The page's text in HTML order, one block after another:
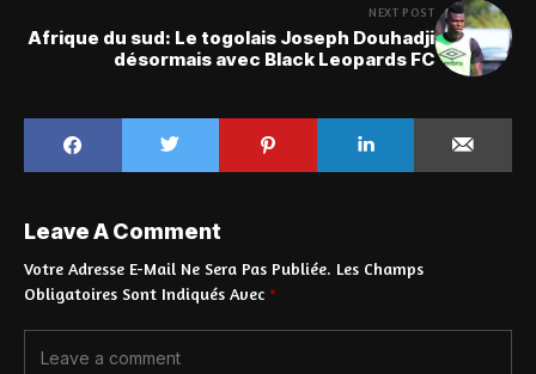
NEXT POST
Afrique du sud: Le togolais Joseph Douhadji
désormais avec Black Leopards FC
Leave A Comment
Votre Adresse E-Mail Ne Sera Pas Publiée. Les Champs
Obligatoires Sont Indiqués Avec *